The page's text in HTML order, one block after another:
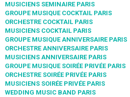
MUSICIENS SEMINAIRE PARIS
GROUPE MUSIQUE COCKTAIL PARIS
ORCHESTRE COCKTAIL PARIS
MUSICIENS COCKTAIL PARIS
GROUPE MUSIQUE ANNIVERSAIRE PARIS
ORCHESTRE ANNIVERSAIRE PARIS
MUSICIENS ANNIVERSAIRE PARIS
GROUPE MUSIQUE SOIRÉE PRIVÉE PARIS
ORCHESTRE SOIRÉE PRIVÉE PARIS
MUSICIENS SOIRÉE PRIVÉE PARIS
WEDDING MUSIC BAND PARIS